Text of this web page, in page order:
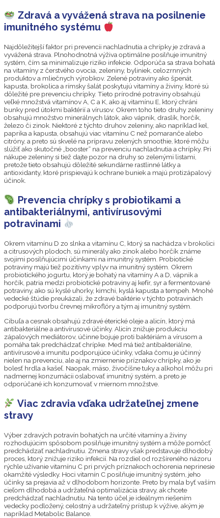
Zdravá a vyvážená strava na posilnenie
imunitného systému
Najdôležitejší faktor pri prevencii nachladnutia a chrípky je zdravá a
vyvážená strava. Plnohodnotná výživa optimálne posilňuje imunitný
systém, čím sa minimalizuje riziko infekcie. Odporúča sa strava bohatá
na vitamíny z čerstvého ovocia, zeleniny, byliniek, celozrnných
produktov a mliečnych výrobkov. Zelené potraviny ako špenát,
kapusta, brokolica a rímsky šalát poskytujú vitamíny a živiny, ktoré sú
dôležité pre prevenciu chrípky. Tieto prírodné potraviny obsahujú
veľké množstvá vitamínov A, C a K, ako aj vitamínu E, ktorý chráni
bunky pred útokmi baktérií a vírusov. Okrem toho tieto druhy zeleniny
obsahujú množstvo minerálnych látok, ako vápnik, draslík, horčík,
železo či zinok. Niektoré z týchto druhov zeleniny, ako napríklad kel,
paprika a kapusta, obsahujú viac vitamínu C než pomaranče alebo
citróny, a preto sú skvelé na prípravu zelených smoothie, ktoré môžu
slúžiť ako skutočné „booster“ na prevenciu nachladnutia a chrípky. Pri
nákupe zeleniny si tiež dajte pozor na druhy so zelenými listami,
pretože tieto obsahujú dôležité sekundárne rastlinné látky a
antioxidanty, ktoré prispievajú k ochrane buniek a majú protizápalový
účinok.
Prevencia chrípky s probiotikami a
antibakteriálnymi, antivírusovými
potravinami
Okrem vitamínu D zo slnka a vitamínu C, ktorý sa nachádza v brokolici
a citrusových plodoch, sú minerály ako zinok alebo horčík známe
svojimi posilňujúcimi účinkami na imunitný systém. Probiotické
potraviny majú tiež pozitívny vplyv na imunitný systém. Okrem
probiotického jogurtu, ktorý je bohatý na vitamíny A a D, vápnik a
horčík, patria medzi probiotické potraviny aj kefír, syr a fermentované
potraviny, ako sú kyslé uhorky, kimchi, kyslá kapusta a tempeh. Mnohé
vedecké štúdie preukázali, že zdravé baktérie v týchto potravinách
podporujú tvorbu črevnej mikroflóry a tým aj imunitný systém.
Cibuľa a cesnak obsahujú zdravé éterické oleje a alicín, ktorý má
antibakteriálne a antivírusové účinky. Alicín znižuje produkciu
zápalových mediátorov, účinne bojuje proti baktériám a vírusom a
pomáha tak predchádzať chrípke. Med má tiež antibakteriálne,
antivírusové a imunitu podporujúce účinky, vďaka čomu je účinný
nielen na prevenciu, ale aj na zmiernenie príznakov chrípky, ako je
bolesť hrdla a kašeľ. Naopak, mäso, živočíšne tuky a alkohol môžu pri
nadmernej konzumácii oslabovať imunitný systém, a preto je
odporúčané ich konzumovať v miernom množstve.
Viac zdravia vďaka udržateľnej zmene
stravy
Výber zdravých potravín bohatých na určité vitamíny a živiny
rozhodujúcim spôsobom posilňuje imunitný systém a môže pomôcť
predchádzať nachladnutiu. Zmena stravy však predstavuje dlhodobý
proces, ktorý znižuje riziko infekcií. Na rozdiel od rozšíreného názoru
rýchle užívanie vitamínu C pri prvých príznakoch ochorenia neprinesie
okamžité výsledky. Hoci vitamín C posilňuje imunitný systém, jeho
účinky sa prejavia až v dlhodobom horizonte. Preto by mala byť vaším
cieľom dlhodobá a udržateľná optimalizácia stravy, ak chcete
predchádzať nachladnutiu. Na tento účel je ideálnym riešením
vedecky podložený, celostný a udržateľný prístup k výžive, akým je
napríklad Metabolic Balance.